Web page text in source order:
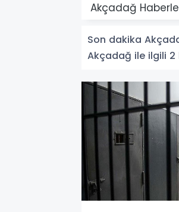
Akçadağ
Son dakika
Akçadağ ile ilgili